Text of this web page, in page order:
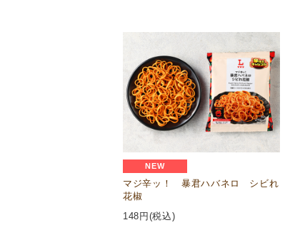
NEW
マジ辛ッ！ 暴君ハバネロ シビれ
花椒
148 円(税込)